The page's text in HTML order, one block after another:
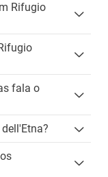
Rifugio
fala o